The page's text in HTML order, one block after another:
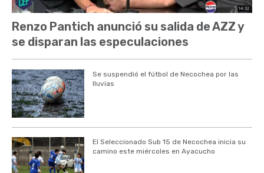
Renzo Pantich anunció su salida de AZZ y
se disparan las especulaciones
Se suspendió el fútbol de Necochea por las
lluvias
El Seleccionado Sub 15 de Necochea inicia su
camino este miércoles en Ayacucho